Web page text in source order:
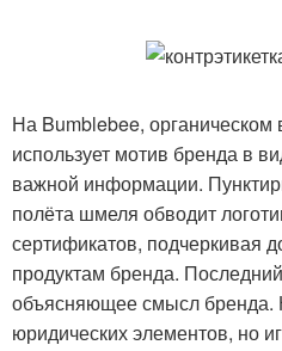
На Bumblebee, органическом
использует мотив бренда в
важной информации.
полёта шмеля обводит
сертификатов, подчеркивая
продуктам бренда.
объясняющее смысл бренда.
юридических элементов, но